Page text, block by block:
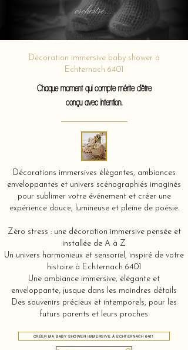
orchestré...
Décoration immersive baby shower à
Echternach 6401
Chaque moment qui compte mérite d'être
conçu avec intention.
Décorations immersives élégantes, ambiances
enveloppantes et univers scénographiés imaginés
pour sublimer votre événement et créer une
expérience douce, lumineuse et pleine de poésie.
Zéro stress : une décoration immersive pensée et
installée de A à Z
Un univers harmonieux et sensoriel, inspiré de votre
histoire à Echternach 6401
Une ambiance immersive, élégante et
enveloppante, jusque dans les moindres détails
Des souvenirs précieux et intemporels, pour les
futurs parents et leurs proches
CRÉER MA BABY SHOWER IMMERSIVE À ECHTERNACH 6401